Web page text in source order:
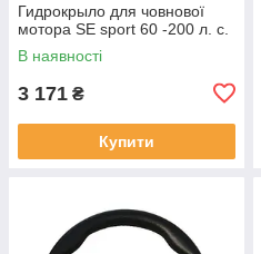
Гидрокрыло для човнової
мотора SE sport 60 -200 л. с.
В наявності
3 171 ₴
Купити